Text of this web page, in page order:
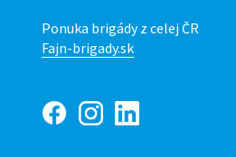
Ponuka brigády z celej ČR
Fajn-brigady.sk